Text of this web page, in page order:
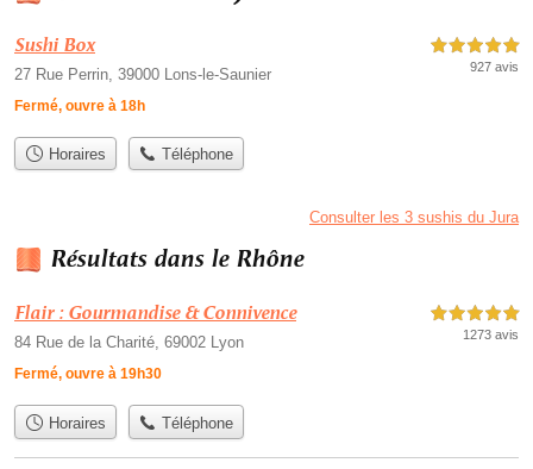
Sushi Box
27 Rue Perrin, 39000 Lons-le-Saunier
Fermé, ouvre à 18h
5,0 étoiles sur 5
927 avis
Horaires Téléphone
Consulter les 3 sushis du Jura
Résultats dans le Rhône
Flair : Gourmandise & Connivence
84 Rue de la Charité, 69002 Lyon
Fermé, ouvre à 19h30
5,0 étoiles sur 5
1273 avis
Horaires Téléphone